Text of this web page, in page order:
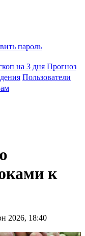
пароль
на 3 дня Прогноз
Пользователи
к
2026, 18:40